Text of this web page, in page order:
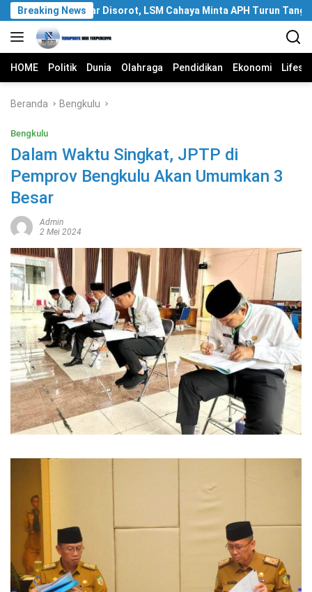
Langsung
ke
konten
Breaking News
Rp 5 Miliar Disorot, LSM Cahaya Minta APH Turun Tangan
HOME Politik Dunia Olahraga Pendidikan Ekonomi
Beranda Bengkulu
Bengkulu
Dalam Waktu Singkat, JPTP di
Pemprov Bengkulu Akan Umumkan 3
Besar
Admin
2 Mei 2024